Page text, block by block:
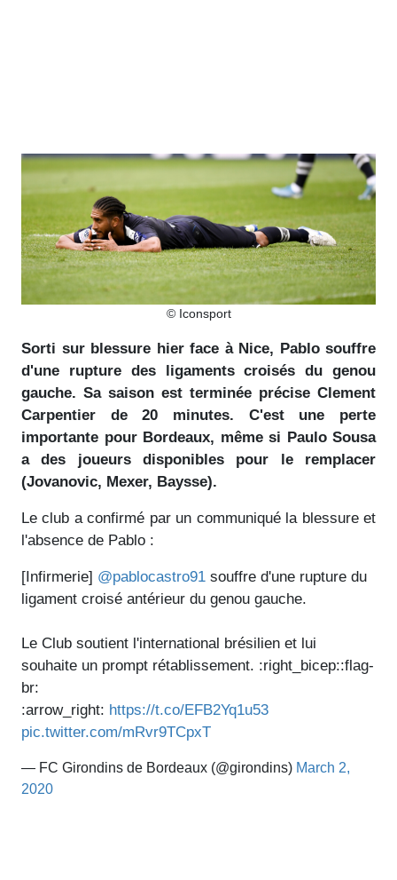
© Iconsport
Sorti sur blessure hier face à Nice, Pablo souffre
d'une rupture des ligaments croisés du genou
gauche. Sa saison est terminée précise Clement
Carpentier de 20 minutes. C'est une perte
importante pour Bordeaux, même si Paulo Sousa
a des joueurs disponibles pour le remplacer
(Jovanovic, Mexer, Baysse).
Le club a confirmé par un communiqué la blessure et
l'absence de Pablo :
[Infirmerie] @pablocastro91 souffre d'une rupture du
ligament croisé antérieur du genou gauche.
Le Club soutient l'international brésilien et lui
souhaite un prompt rétablissement. :right_bicep::flag-
br:
:arrow_right: https://t.co/EFB2Yq1u53
pic.twitter.com/mRvr9TCpxT
— FC Girondins de Bordeaux (@girondins) March 2,
2020